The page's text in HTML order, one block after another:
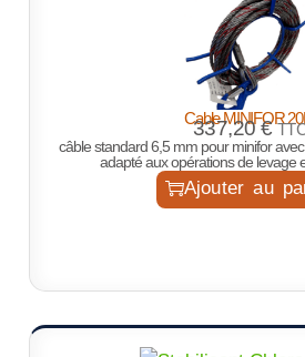
Cable MINIFOR
337,20€
câble standard 6,5 mm pour minifor
adapté aux opérations de levage
Ajouter au